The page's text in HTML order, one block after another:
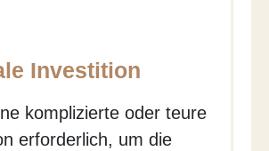
Investition
komplizierte oder teure
erforderlich, um die